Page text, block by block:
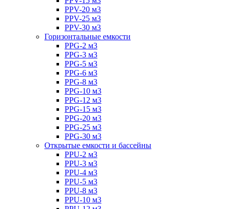
PPV-20 м3
PPV-25 м3
PPV-30 м3
Горизонтальные емкости
PPG-2 м3
PPG-3 м3
PPG-5 м3
PPG-6 м3
PPG-8 м3
PPG-10 м3
PPG-12 м3
PPG-15 м3
PPG-20 м3
PPG-25 м3
PPG-30 м3
Открытые емкости и бассейны
PPU-2 м3
PPU-3 м3
PPU-4 м3
PPU-5 м3
PPU-8 м3
PPU-10 м3